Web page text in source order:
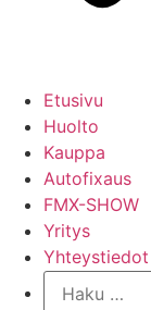
Etusivu
Huolto
Kauppa
Autofixaus
FMX-SHOW
Yritys
Yhteystiedot